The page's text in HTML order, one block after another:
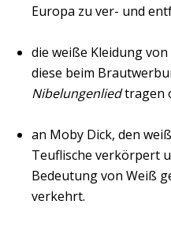
Europa zu ver- und
die weiße Kleidung
diese beim
Nibelungenliedtragen
an Moby Dick, den
Teuflische verkörpert
Bedeutung von Weiß
verkehrt.